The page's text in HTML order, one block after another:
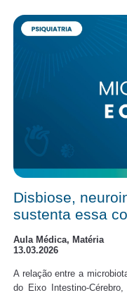
Disbiose,
sustenta essa
Aula Médica, Matéria
13.03.2026
A relação entre a
do Eixo Intestino-